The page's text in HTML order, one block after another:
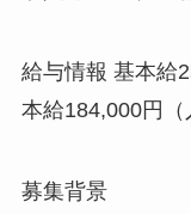
給与情報 基本給
本給184,000円（
募集背景